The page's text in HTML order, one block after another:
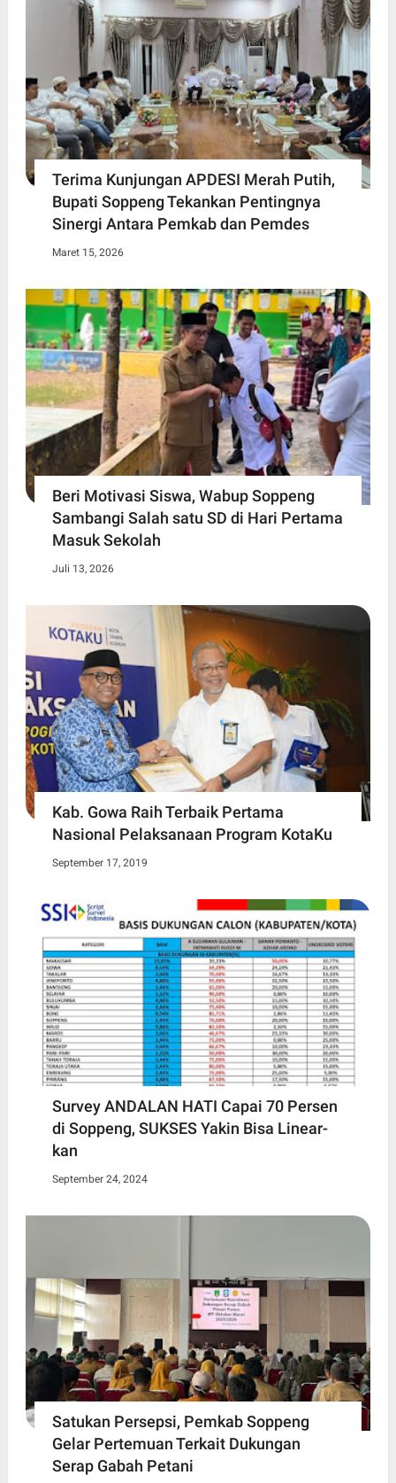
Terima Kunjungan APDESI Merah Putih,
Bupati Soppeng Tekankan Pentingnya
Sinergi Antara Pemkab dan Pemdes
Maret 15, 2026
Beri Motivasi Siswa, Wabup Soppeng
Sambangi Salah satu SD di Hari Pertama
Masuk Sekolah
Juli 13, 2026
Kab. Gowa Raih Terbaik Pertama
Nasional Pelaksanaan Program KotaKu
September 17, 2019
Survey ANDALAN HATI Capai 70 Persen
di Soppeng, SUKSES Yakin Bisa Linear-
kan
September 24, 2024
Satukan Persepsi, Pemkab Soppeng
Gelar Pertemuan Terkait Dukungan
Serap Gabah Petani